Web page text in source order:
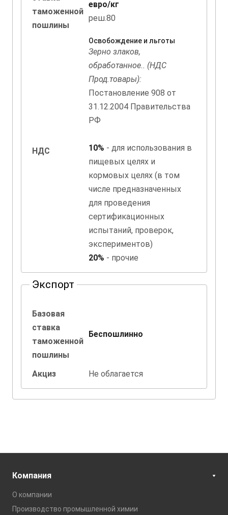
таможенной
пошлины
евро/кг
реш.80
НДС
Освобождение и льготы
Зерно злаков,
обработанное.. (НДС
Прод.товары):
Постановление 908 от
31.12.2004 Правительства
РФ
10% - для использования в
пищевых целях и
кормовых целях (в том
числе предназначенных
для проведения
сертификационных
испытаний, проверок,
экспериментов)
20% - прочие
Экспорт
Базовая
ставка
таможенной
пошлины
Беспошлинно
Акциз Не облагается
Компания
О компании
Производство промышленной химии